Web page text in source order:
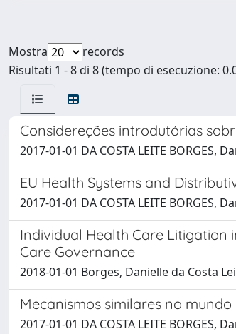
Mostra
records
Risultati 1 - 8 di 8 (tempo di esecuzione:
Considereções introdutórias
2017-01-01 DA COSTA LEITE BORGES,
EU Health Systems and
2017-01-01 DA COSTA LEITE BORGES,
Individual Health Care Litigation
Care Governance
2018-01-01 Borges, Danielle da Costa
Mecanismos similares no mundo
2017-01-01 DA COSTA LEITE BORGES,